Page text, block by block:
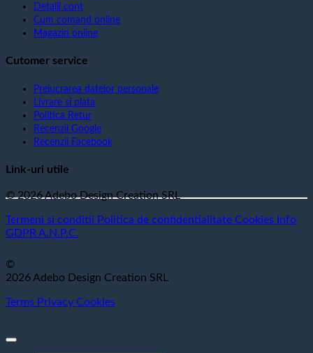
Detalii cont
Cum comand online
Magazin online
Cutomer service
Prelucrarea datelor personale
Livrare si plata
Politica Retur
Recenzii Google
Recenzii Facebook
Link-uri utile
© 2026 Adebo Design Creation SRL
Termeni si conditii Politica de confidentialitate Cookies Info
GDPR A.N.P.C.
©
2026 Adebo Design Creation SRL
Terms Privacy Cookies